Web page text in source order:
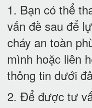
1. Bạn có thể
vấn đề sau để
cháy an toàn
mình hoặc liên
thông tin dưới
2. Để được tư